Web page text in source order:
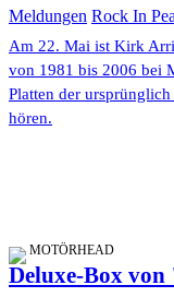
Meldungen Rock In
Am 22. Mai ist Kirk
von 1981 bis 2006 bei
Platten der
hören.
MOTÖRHEAD
Deluxe-Box